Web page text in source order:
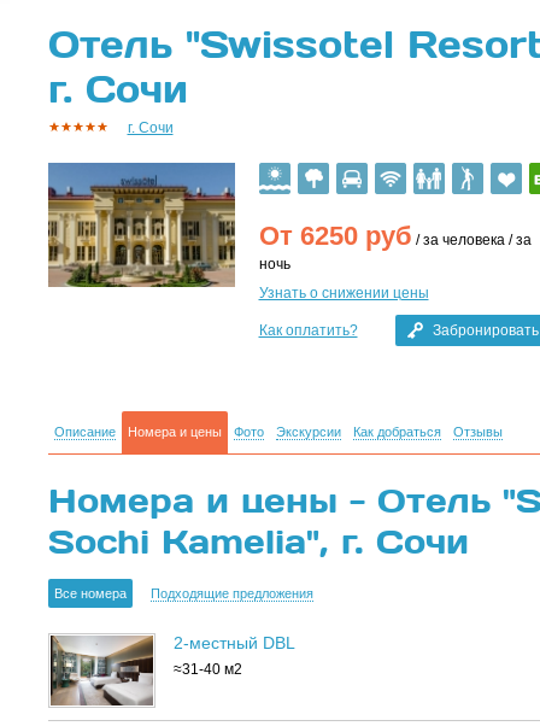
Отель "Swissotel
г. Сочи
г. Сочи
От 6250руб / за человека / за
ночь
Узнать о снижении цены
Как оплатить? Забронировать
Описание Номера и цены Фото Экскурсии Как добраться Отзывы
Номера и цены - Отель
Sochi Kamelia", г. Сочи
Все номера Подходящие предложения
2-местный DBL
≈31-40 м2